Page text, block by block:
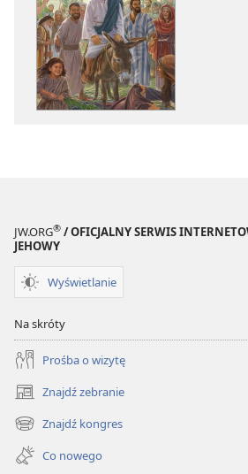
JW.ORG® / OFICJALNY SERWIS
JEHOWY
Wyświetlanie
Na skróty
Prośba o wizytę
Znajdź zebranie
(opens
new
window)
Znajdź kongres
(opens
new
window)
Co nowego